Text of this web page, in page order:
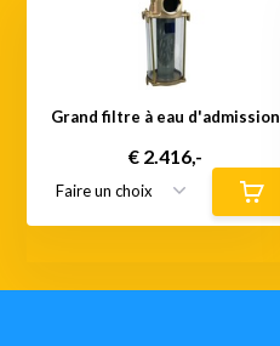
Grand filtre à eau d'admission
€ 2.416,-